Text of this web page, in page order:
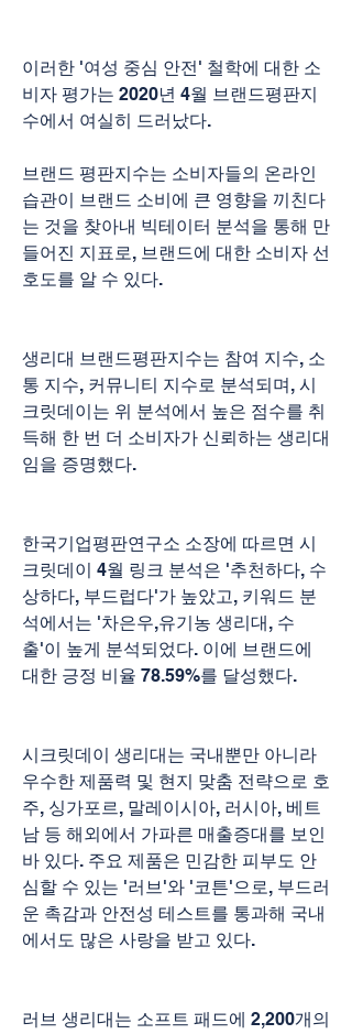
이러한 '여성 중심 안전' 철학에 대한 소
비자 평가는 2020년 4월 브랜드평판지
수에서 여실히 드러났다.
브랜드 평판지수는 소비자들의 온라인
습관이 브랜드 소비에 큰 영향을 끼친다
는 것을 찾아내 빅테이터 분석을 통해 만
들어진 지표로, 브랜드에 대한 소비자 선
호도를 알 수 있다.
생리대 브랜드평판지수는 참여 지수, 소
통 지수, 커뮤니티 지수로 분석되며, 시
크릿데이는 위 분석에서 높은 점수를 취
득해 한 번 더 소비자가 신뢰하는 생리대
임을 증명했다.
한국기업평판연구소 소장에 따르면 시
크릿데이 4월 링크 분석은 '추천하다, 수
상하다, 부드럽다'가 높았고, 키워드 분
석에서는 '차은우,유기농 생리대, 수
출'이 높게 분석되었다. 이에 브랜드에
대한 긍정 비율 78.59%를 달성했다.
시크릿데이 생리대는 국내뿐만 아니라
우수한 제품력 및 현지 맞춤 전략으로 호
주, 싱가포르, 말레이시아, 러시아, 베트
남 등 해외에서 가파른 매출증대를 보인
바 있다. 주요 제품은 민감한 피부도 안
심할 수 있는 '러브'와 '코튼'으로, 부드러
운 촉감과 안전성 테스트를 통과해 국내
에서도 많은 사랑을 받고 있다.
러브 생리대는 소프트 패드에 2,200개의